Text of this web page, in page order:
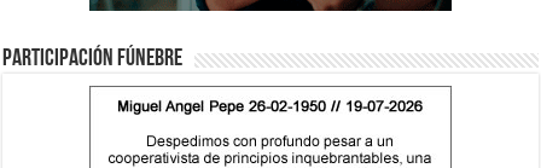
Participación fúnebre